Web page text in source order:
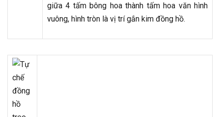
giữa 4 tấm bông hoa thành tấm hoa văn hình
vuông, hình tròn là vị trí gắn kim đồng hồ.